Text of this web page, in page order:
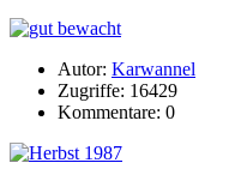
Autor: Karwannel
Zugriffe: 16429
Kommentare: 0